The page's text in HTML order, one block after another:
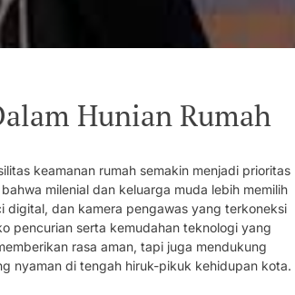
Hunian Rumah
keamanan rumah semakin menjadi prioritas
milenial dan keluarga muda lebih memilih
digital, dan kamera pengawas yang terkoneksi
pencurian serta kemudahan teknologi yang
rasa aman, tapi juga mendukung
nyaman di tengah hiruk-pikuk kehidupan kota.